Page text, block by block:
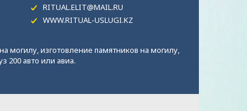
RITUAL.ELIT@MAIL.RU
WWW.RITUAL-USLUGI.KZ
могилу, изготовление памятников на могилу,
200 авто или авиа.